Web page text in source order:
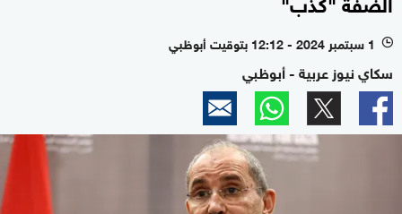
l 1 سبتمبر 2024 - 12:12 بتوقيت أبوظبي
سكاي نيوز عربية - أبوظبي